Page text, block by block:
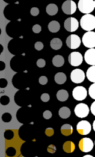
سبتمبر 8, 2019